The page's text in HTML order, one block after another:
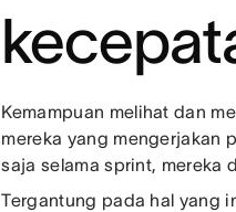
Kemampuan melihat dan
mereka yang mengerjakan
saja selama sprint, mereka
Tergantung pada hal yang